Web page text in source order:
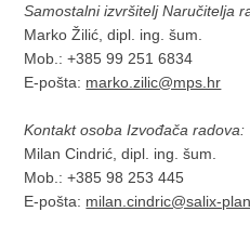
Samostalni izvršitelj Naručitelja
Marko Žilić, dipl. ing. šum.
Mob.: +385 99 251 6834
E-pošta: marko.zilic@mps.hr
Kontakt osoba Izvođača radova:
Milan Cindrić, dipl. ing. šum.
Mob.: +385 98 253 445
E-pošta: milan.cindric@salix-